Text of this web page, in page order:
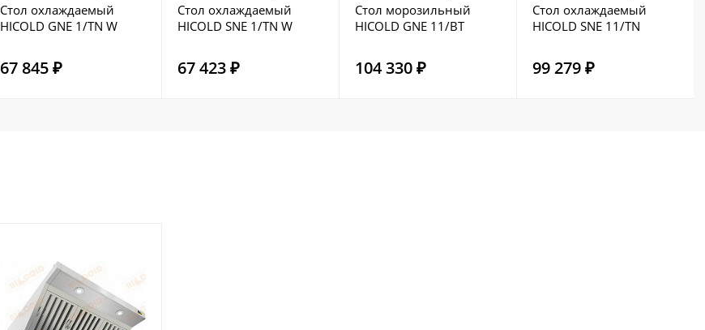
Стол охлаждаемый
HICOLD GNE 1/TN W
67 845 ₽
Стол охлаждаемый
HICOLD SNE 1/TN W
67 423 ₽
Стол морозильный
HICOLD GNE 11/BT
104 330 ₽
Стол охлаждаемый
HICOLD SNE 11/TN
99 279 ₽